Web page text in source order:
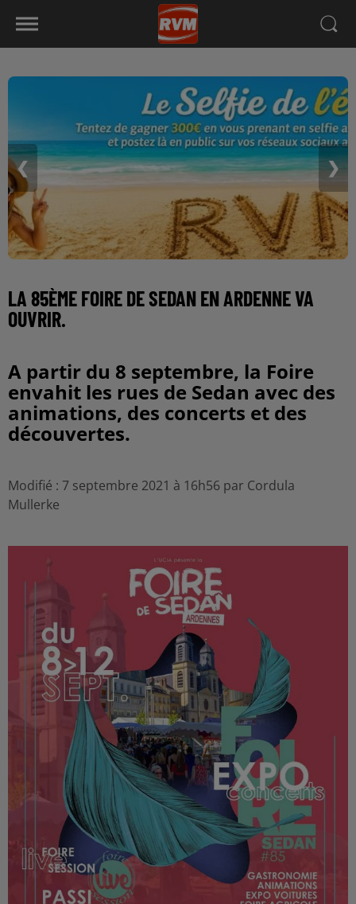
❮ ❯
LA 85ÈME FOIRE DE SEDAN EN ARDENNE VA
OUVRIR.
A partir du 8 septembre, la Foire
envahit les rues de Sedan avec des
animations, des concerts et des
découvertes.
Modifié : 7 septembre 2021 à 16h56 par Cordula
Mullerke